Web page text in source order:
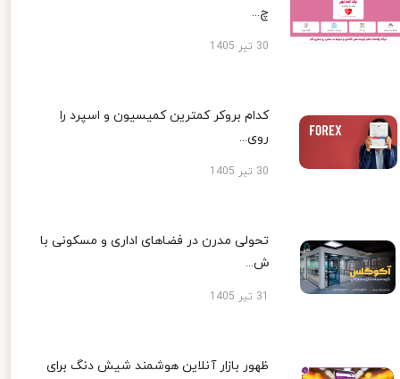
چ...
30 تیر 1405
کدام بروکر کمترین کمیسیون و اسپرد را
روی...
30 تیر 1405
تحولی مدرن در فضاهای اداری و مسکونی با
ش...
ظهور بازار آنلاین هوشمند شیش دنگ برای